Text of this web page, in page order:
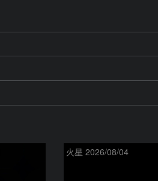
火星 2026/08/04